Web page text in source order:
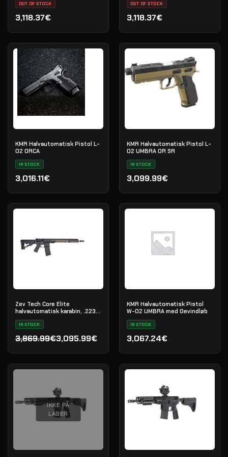
OUT OF STOCK
3,118.37€
70G020686
OUT OF STOCK
3,118.37€
KMR Halvautomatisk Pistol L-
02 ORCA
IN STOCK
3,016.11€
KMR Halvautomatisk Pistol L-
02 UMBRA OR SR
IN STOCK
3,099.99€
Zev Tech Core Elite
halvautomatisk karabin, .223
Rem
IN STOCK
3,869.99€
Den oprindelige pris var: 3,869.99€.
3,095.99€
Den aktuelle pris er: 3,095.99€.
KMR Halvautomatisk Pistol
W-02 UMBRA med Gevindløb
IN STOCK
3,067.24€
IKKE PÅ
LAGER